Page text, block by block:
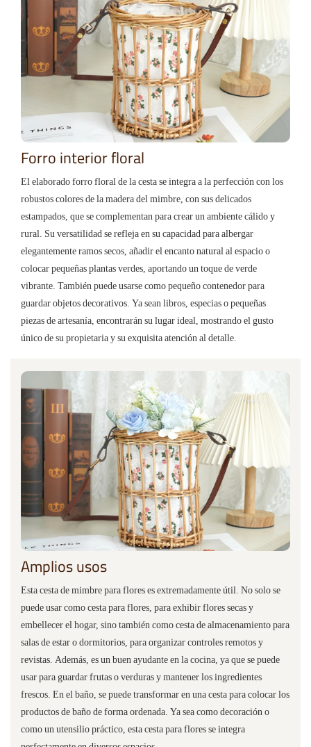
Forro interior floral
El elaborado forro floral de la cesta se integra a la perfección con los
robustos colores de la madera del mimbre, con sus delicados
estampados, que se complementan para crear un ambiente cálido y
rural. Su versatilidad se refleja en su capacidad para albergar
elegantemente ramos secos, añadir el encanto natural al espacio o
colocar pequeñas plantas verdes, aportando un toque de verde
vibrante. También puede usarse como pequeño contenedor para
guardar objetos decorativos. Ya sean libros, especias o pequeñas
piezas de artesanía, encontrarán su lugar ideal, mostrando el gusto
único de su propietaria y su exquisita atención al detalle.
Amplios usos
Esta cesta de mimbre para flores es extremadamente útil. No solo se
puede usar como cesta para flores, para exhibir flores secas y
embellecer el hogar, sino también como cesta de almacenamiento para
salas de estar o dormitorios, para organizar controles remotos y
revistas. Además, es un buen ayudante en la cocina, ya que se puede
usar para guardar frutas o verduras y mantener los ingredientes
frescos. En el baño, se puede transformar en una cesta para colocar los
productos de baño de forma ordenada. Ya sea como decoración o
como un utensilio práctico, esta cesta para flores se integra